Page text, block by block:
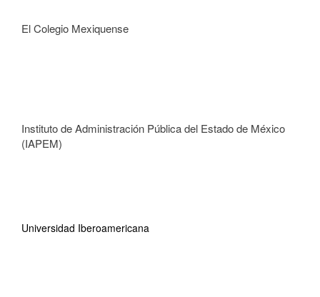
El Colegio Mexiquense
Instituto de Administración Pública del Estado de México
(IAPEM)
Universidad Iberoamericana